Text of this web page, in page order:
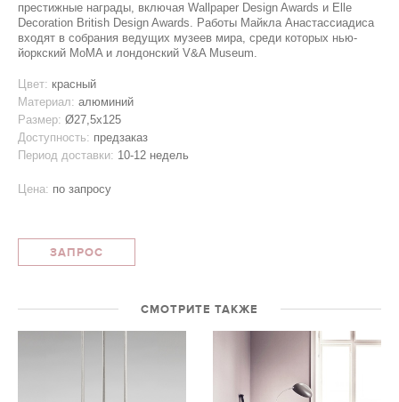
престижные награды, включая Wallpaper Design Awards и Elle
Decoration British Design Awards. Работы Майкла Анастассиадиса
входят в собрания ведущих музеев мира, среди которых нью-
йоркский MoMA и лондонский V&A Museum.
Цвет: красный
Материал: алюминий
Размер: Ø27,5x125
Доступность: предзаказ
Период доставки: 10-12 недель
Цена: по запросу
ЗАПРОС
СМОТРИТЕ ТАКЖЕ